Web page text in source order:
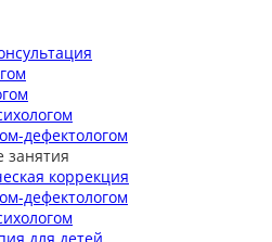
дефектологом
занятия
коррекция
дефектологом